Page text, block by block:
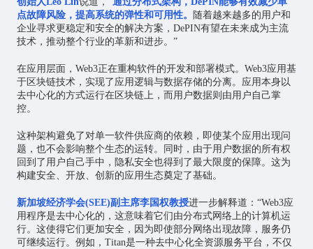
点故障风险，提高系统的弹性和可用性。 随着越来越多的用户和
企业寻求更稳定和安全的解决方案，DePIN有望在未来成为主流
技术，推动整个行业的革新和进步。”
在应用层面，Web3正在重构软件的开发和部署模式。Web3应用基
于区块链技术，实现了应用逻辑与数据存储的分离。应用本身以
去中心化的方式运行在区块链上，而用户数据则由用户自己掌
控。
这种架构避免了对单一软件供应商的依赖，即使某个应用出现问
题，也不会影响整个生态的运转。同时，由于用户数据的所有权
回到了用户自己手中，隐私安全也得到了最大限度的保障。这为
构建安全、开放、创新的应用生态奠定了基础。
新加坡经济学会(SEE)副主席李国权教授进一步解释道：“Web3应
用程序是去中心化的，这意味着它们由分布式网络上的计算机运
行。这使得它们更加安全，因为即使部分网络出现故障，服务仍
可继续运行。例如，Titan是一种去中心化全资源服务平台，不仅